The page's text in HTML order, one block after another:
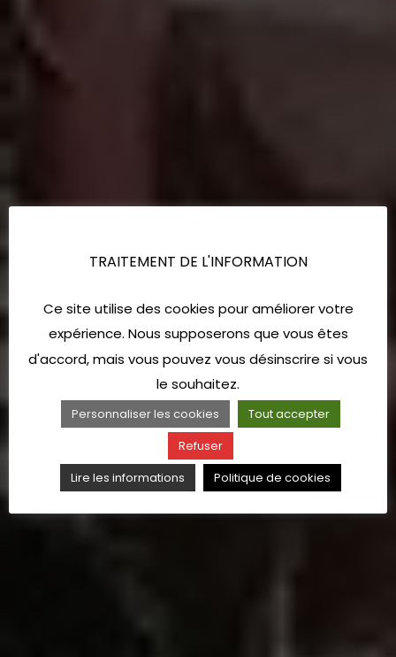
TRAITEMENT DE L'INFORMATION
Ce site utilise des cookies pour améliorer votre
expérience. Nous supposerons que vous êtes
d'accord, mais vous pouvez vous désinscrire si vous
le souhaitez.
Personnaliser les cookies
Tout accepter
Refuser
Lire les informations
Politique de cookies